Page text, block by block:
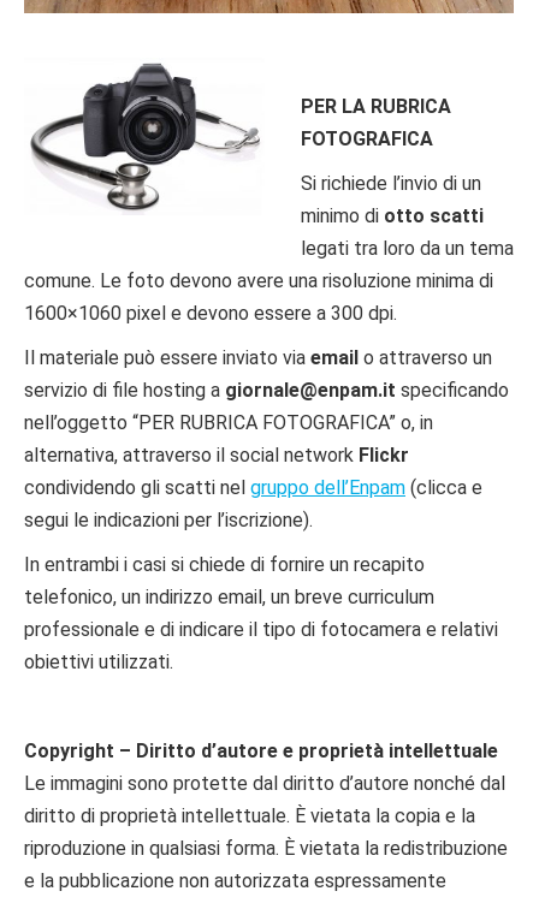
PER LA RUBRICA
FOTOGRAFICA
Si richiede l’invio di un
minimo di otto scatti
legati tra loro da un tema
comune. Le foto devono avere una risoluzione minima di
1600×1060 pixel e devono essere a 300 dpi.
Il materiale può essere inviato via email o attraverso un
servizio di file hosting a giornale@enpam.it specificando
nell’oggetto “PER RUBRICA FOTOGRAFICA” o, in
alternativa, attraverso il social network Flickr
condividendo gli scatti nel gruppo dell’Enpam (clicca e
segui le indicazioni per l’iscrizione).
In entrambi i casi si chiede di fornire un recapito
telefonico, un indirizzo email, un breve curriculum
professionale e di indicare il tipo di fotocamera e relativi
obiettivi utilizzati.
Copyright – Diritto d’autore e proprietà intellettuale
Le immagini sono protette dal diritto d’autore nonché dal
diritto di proprietà intellettuale. È vietata la copia e la
riproduzione in qualsiasi forma. È vietata la redistribuzione
e la pubblicazione non autorizzata espressamente